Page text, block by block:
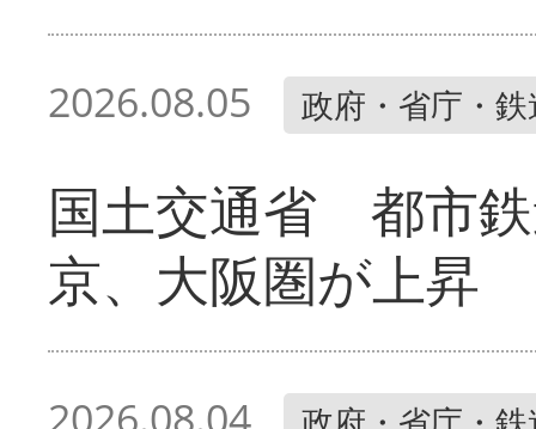
2026.08.05 政府・省庁・
国土交通省 都市
京、大阪圏が上昇